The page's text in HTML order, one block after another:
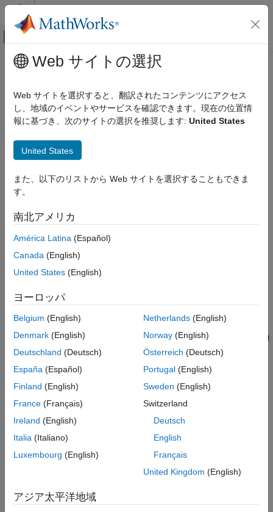
コンテンツへスキップ
オフキャンバス ナビゲーション メ
ドキュメンテーションのホーム
Control Systems
STM32 Microcontroller Blockset
Channel # sampling time in ADCCLK
cycles
ON THIS PAGE
Description
Recommended Settings
Programmatic Use
メインコンテンツ
Channel # sampling time in
ADCCLK cycles
Sampling time in ADCCLK cycles for channel numbers from 1 to
Simulink or Embedded Coder Hardware Support Package /
Description
The Channel # sampling time in ADCCLK cycles
channel numbers from 1 to 18.
Settings
3(default) | |
The sampling time that you select in ADCCLK cycles for channel
numbers from 1 to 18.
Recommended Settings
No recommendation.
Programmatic Use
Introduced in R2014b
Web サイトの選択
Web サイトを選択すると、翻訳されたコンテンツにアクセス
し、地域のイベントやサービスを確認できます。現在の位置情
報に基づき、次のサイトの選択を推奨します: United States
United States
また、以下のリストから Web サイトを選択することもできま
す。
南北アメリカ
América Latina (Español)
Canada (English)
United States (English)
ヨーロッパ
Belgium (English)
Denmark (English)
Deutschland (Deutsch)
España (Español)
Finland (English)
France (Français)
Ireland (English)
Italia (Italiano)
Luxembourg (English)
Netherlands(English)
Norway(English)
Österreich (Deutsch)
Portugal(English)
Sweden (English)
Switzerland
Deutsch
English
Français
United Kingdom (English)
アジア太平洋地域